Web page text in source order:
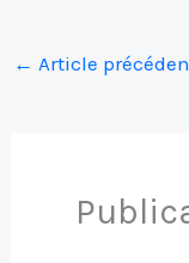
← Article